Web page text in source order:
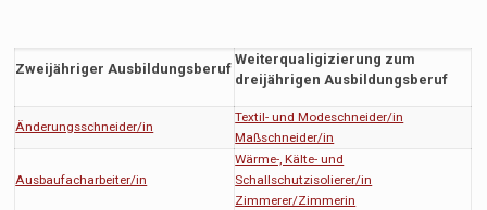
Zweijähriger Ausbildungsberuf
Weiterqualigizierung zum
dreijährigen Ausbildungsberuf
Änderungsschneider/in
Textil- und Modeschneider/in
Maßschneider/in
Ausbaufacharbeiter/in
Wärme-, Kälte- und
Schallschutzisolierer/in
Zimmerer/Zimmerin